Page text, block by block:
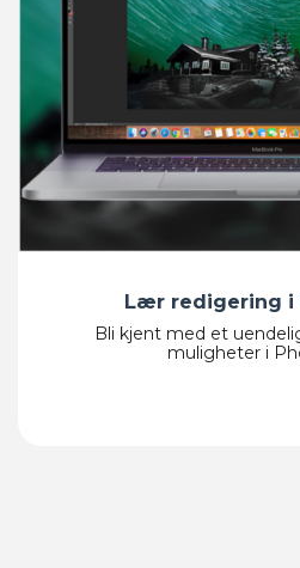
Lær redigering i
Bli kjent med et
muligheter i